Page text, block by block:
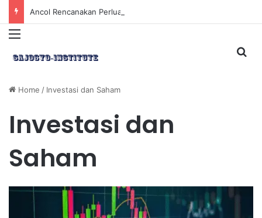
Menu
Home / Investasi dan Saham
Investasi dan
Saham